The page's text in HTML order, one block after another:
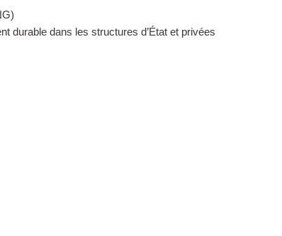
durable dans les structures d’État et privées